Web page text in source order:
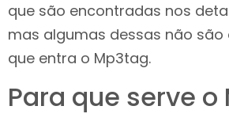
que são encontradas nos
mas algumas dessas não são
que entra o Mp3tag.
Para que serve o